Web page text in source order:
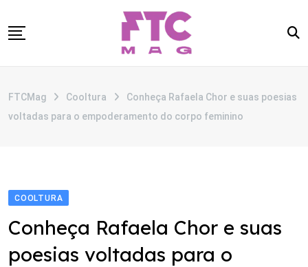
to
CATEGORIAS
FTCMag Cooltura
Conheça Rafaela Chor e suas poesias
voltadas para o empoderamento do corpo feminino
COOLTURA
Conheça Rafaela Chor e suas
poesias voltadas para o